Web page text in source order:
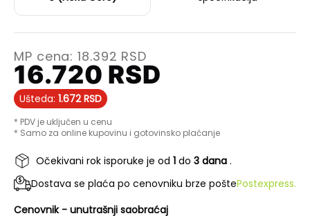
MP cena:18.392 RSD
16.720 RSD
Ušteda: 1.672 RSD
* PDV je uključen u cenu
* Samo za online kupovinu i gotovinsko plaćanje
Očekivani rok isporuke je od 1 do 3 dana .
Dostava se plaća po cenovniku brze poštePostexpress.
Cenovnik - unutrašnji saobraćaj